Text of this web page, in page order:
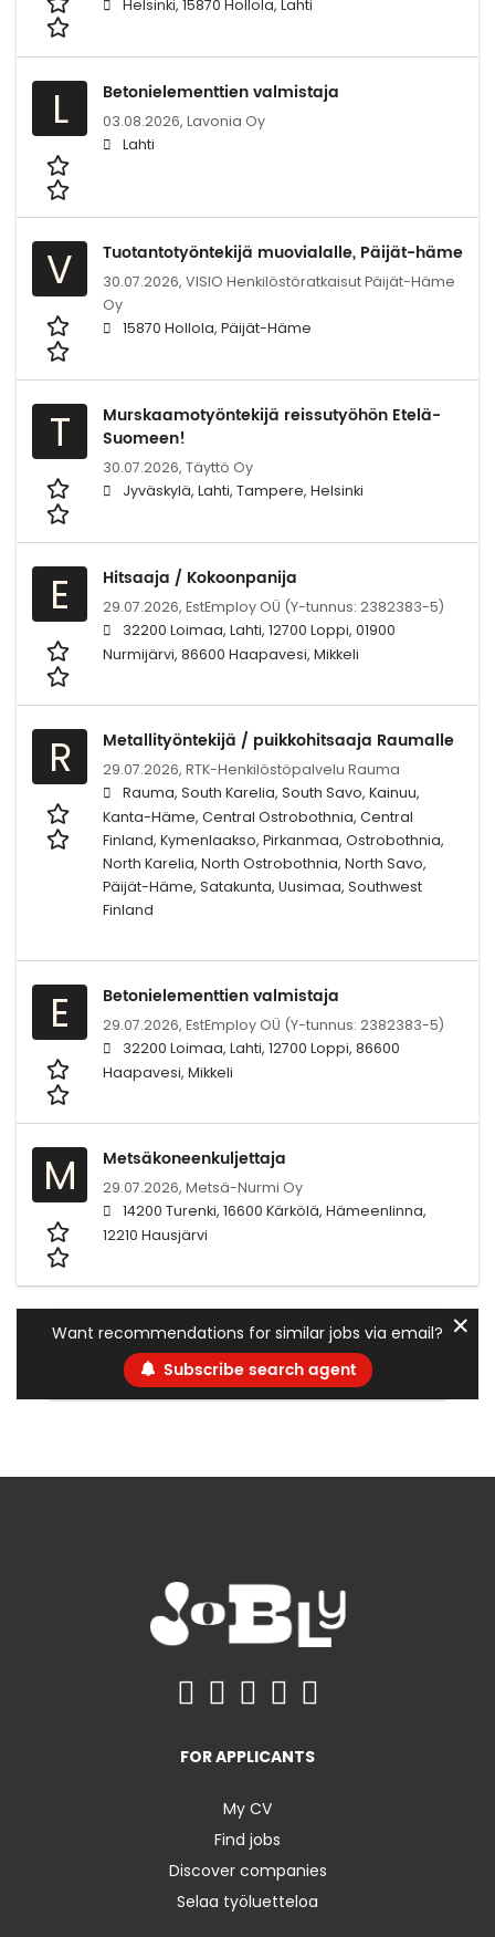
Helsinki, 15870 Hollola, Lahti
L Betonielementtien valmistaja
03.08.2026, Lavonia Oy
Lahti
V Tuotantotyöntekijä muovialalle, Päijät-häme
30.07.2026, VISIO Henkilöstöratkaisut Päijät-Häme
Oy
15870 Hollola, Päijät-Häme
T
Murskaamotyöntekijä reissutyöhön Etelä-
Suomeen!
30.07.2026, Täyttö Oy
Jyväskylä, Lahti, Tampere, Helsinki
E Hitsaaja / Kokoonpanija
29.07.2026, EstEmploy OÜ (Y-tunnus: 2382383-5)
32200 Loimaa, Lahti, 12700 Loppi, 01900
Nurmijärvi, 86600 Haapavesi, Mikkeli
R Metallityöntekijä / puikkohitsaaja Raumalle
29.07.2026, RTK-Henkilöstöpalvelu Rauma
Rauma, South Karelia, South Savo, Kainuu,
Kanta-Häme, Central Ostrobothnia, Central
Finland, Kymenlaakso, Pirkanmaa, Ostrobothnia,
North Karelia, North Ostrobothnia, North Savo,
Päijät-Häme, Satakunta, Uusimaa, Southwest
Finland
E Betonielementtien valmistaja
29.07.2026, EstEmploy OÜ (Y-tunnus: 2382383-5)
32200 Loimaa, Lahti, 12700 Loppi, 86600
Haapavesi, Mikkeli
M Metsäkoneenkuljettaja
29.07.2026, Metsä-Nurmi Oy
14200 Turenki, 16600 Kärkölä, Hämeenlinna,
12210 Hausjärvi
Want recommendations for similar jobs via email?
Subscribe search agent
✕
FOR APPLICANTS
My CV
Find jobs
Discover companies
Selaa työluetteloa